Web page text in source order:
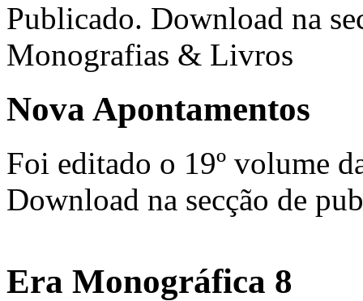
Publicado. Download na
Monografias & Livros
Nova Apontamentos
Foi editado o 19º volume
Download na secção de
Era Monográfica 8